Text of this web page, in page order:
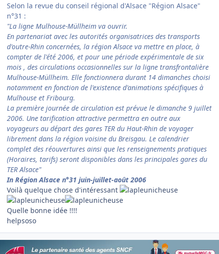
Selon la revue du conseil régional d'Alsace "Région Alsace"
n°31 :
"La ligne Mulhouse-Müllheim va ouvrir.
En partenariat avec les autorités organisatrices des transports
d'outre-Rhin concernées, la région Alsace va mettre en place, à
compter de l'été 2006, et pour une période expérimentale de six
mois , des circulations occasionnelles sur la ligne transfrontalière
Mulhouse-Müllheim. Elle fonctionnera durant 14 dimanches choisi
notamment en fonction de l'existence d'animations spécifiques à
Mulhouse et Fribourg.
La première journée de circulation est prévue le dimanche 9 juillet
2006. Une tarification attractive permettra en outre aux
voyageurs au départ des gares TER du Haut-Rhin de voyager
librement dans la région voisine du Breisgau. Le calendrier
complet des réouvertures ainsi que les renseignements pratiques
(Horaires, tarifs) seront disponibles dans les principales gares du
TER Alsace"
In Région Alsace n°31 juin-juillet-août 2006
Voilà quelque chose d'intéressant
Quelle bonne idée !!!!
helpsoso